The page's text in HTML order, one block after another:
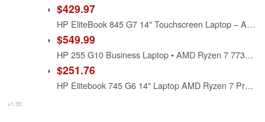
$429.97
HP EliteBook 845 G7 14" Touchscreen Laptop – AMD Ryzen 7 PRO 4750U, 16GB RAM, 250GB NVMe, Backlit Keyboard, Fingerprint Reader, Windows 11 Pro – Business Ultrabook, Fast & Secure (Renewed)
$549.99
HP 255 G10 Business Laptop • AMD Ryzen 7 7735U • 15.6" FHD IPS Display • Dedicated Copilot Key • 8GB DDR5 RAM • 256GB SSD • HDMI • Wi-Fi 6 • BT 5.4 • Fast Charging • Windows 11 Pro • WOWPC USB
$251.76
HP Elitebook 745 G6 14" Laptop AMD Ryzen 7 Pro-3700U 16GB 256GB SSD W11P (Renewed)
v1.35